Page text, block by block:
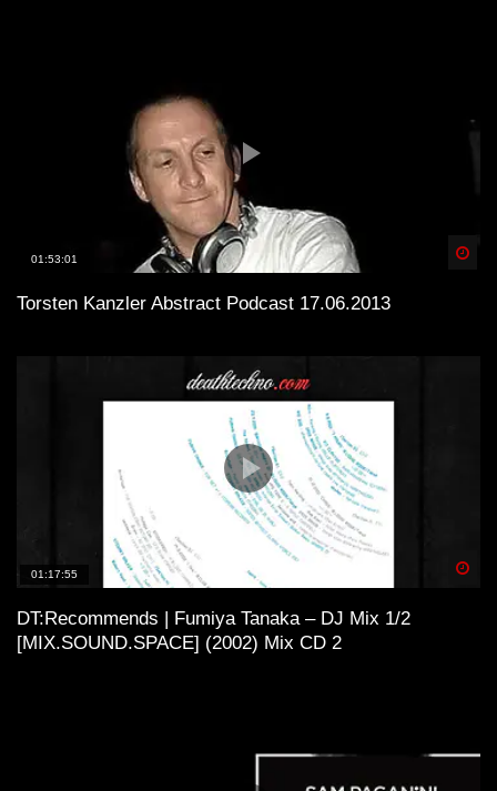
01:53:01
Torsten Kanzler Abstract Podcast 17.06.2013
01:17:55
DT:Recommends | Fumiya Tanaka – DJ Mix 1/2
[MIX.SOUND.SPACE] (2002) Mix CD 2